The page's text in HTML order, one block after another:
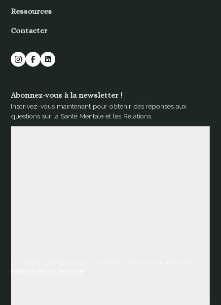
Ressources
Contacter
Abonnez-vous à la newsletter !
Inscrivez-vous maintenant pour obtenir des réponses aux
questions sur la Santé Mentale et les Relations.